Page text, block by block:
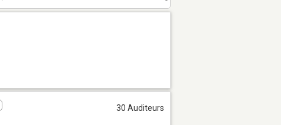
30 Auditeurs